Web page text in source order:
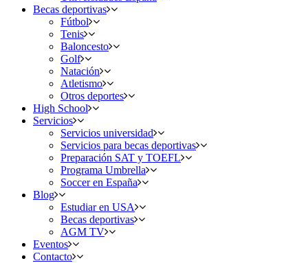
Becas deportivas
Fútbol
Tenis
Baloncesto
Golf
Natación
Atletismo
Otros deportes
High School
Servicios
Servicios universidad
Servicios para becas deportivas
Preparación SAT y TOEFL
Programa Umbrella
Soccer en España
Blog
Estudiar en USA
Becas deportivas
AGM TV
Eventos
Contacto